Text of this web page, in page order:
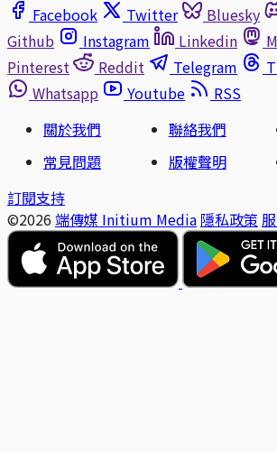
Facebook
Twitter Bluesky
Github
Instagram Linkedin
Pinterest
Reddit Telegram
Whatsapp
Youtube
RSS
關於我們
聯絡我們
常見問題
版權聲明
訂閱支持
©2026 端傳媒 Initium Media 隱私政策